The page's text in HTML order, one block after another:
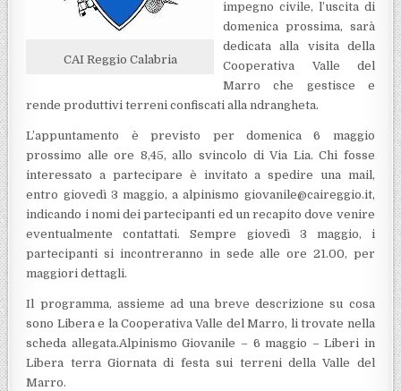
CAI Reggio Calabria
impegno civile, l’uscita di
domenica prossima, sarà
dedicata alla visita della
Cooperativa Valle del
Marro che gestisce e
rende produttivi terreni confiscati alla ndrangheta.
L’appuntamento è previsto per domenica 6 maggio
prossimo alle ore 8,45, allo svincolo di Via Lia. Chi fosse
interessato a partecipare è invitato a spedire una mail,
entro giovedì 3 maggio, a alpinismo giovanile@caireggio.it,
indicando i nomi dei partecipanti ed un recapito dove venire
eventualmente contattati. Sempre giovedì 3 maggio, i
partecipanti si incontreranno in sede alle ore 21.00, per
maggiori dettagli.
Il programma, assieme ad una breve descrizione su cosa
sono Libera e la Cooperativa Valle del Marro, li trovate nella
scheda allegata.Alpinismo Giovanile – 6 maggio – Liberi in
Libera terra Giornata di festa sui terreni della Valle del
Marro.